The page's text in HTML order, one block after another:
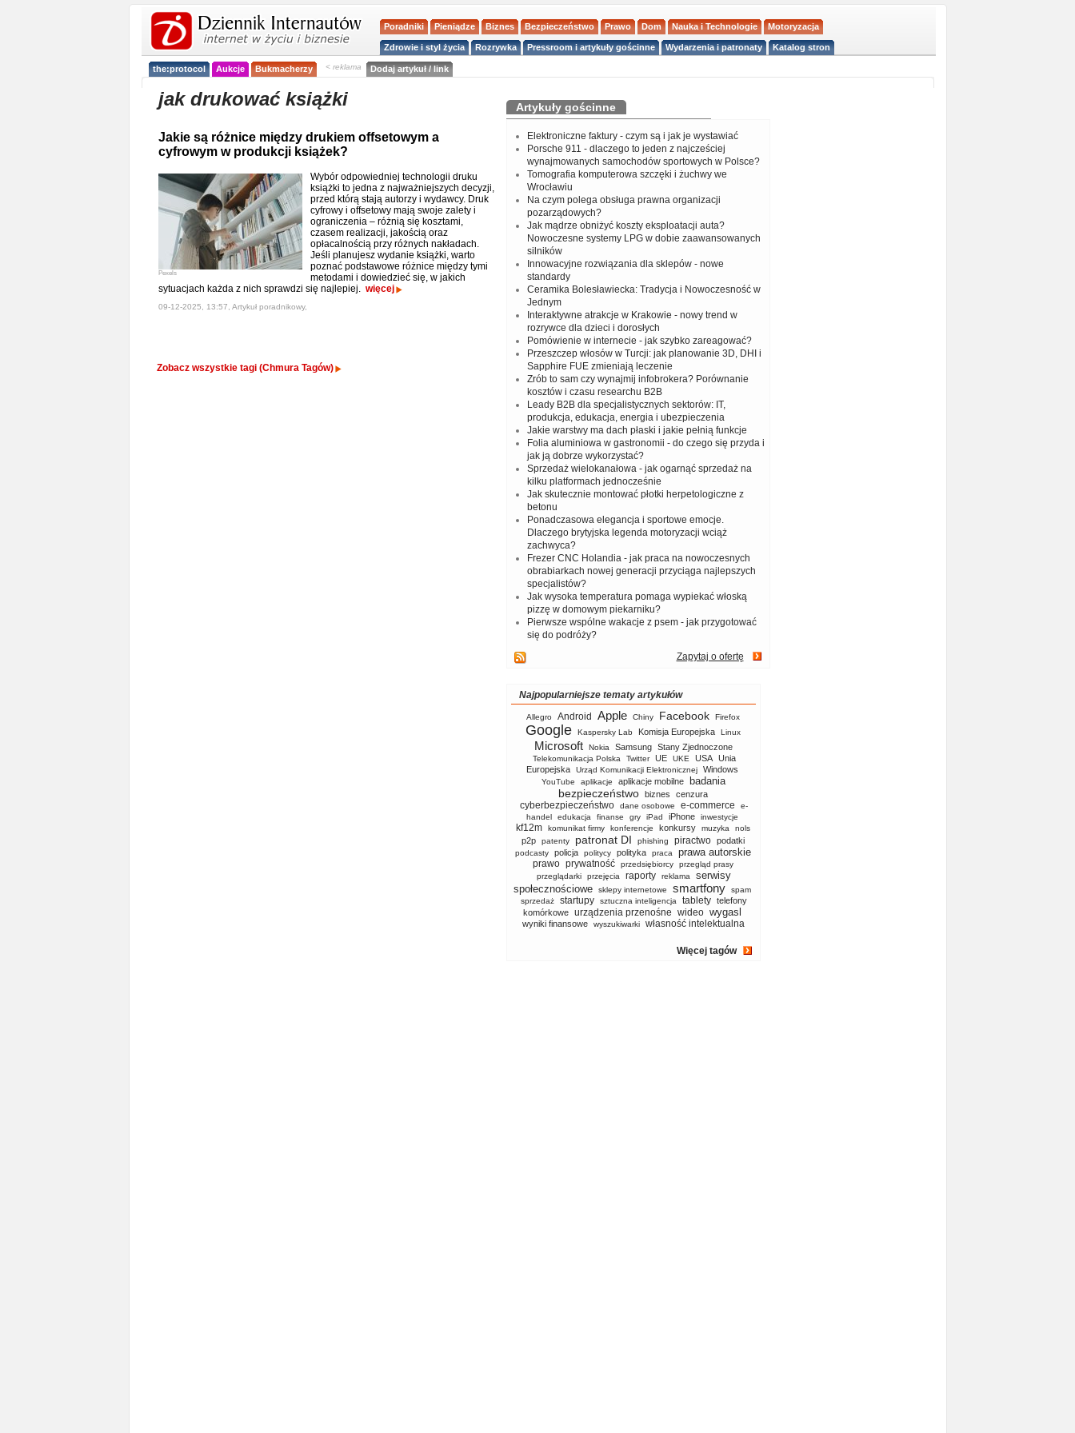
Poradniki Pieniądze Biznes Bezpieczeństwo Prawo Dom Nauka i Technologie Motoryzacja
Zdrowie i styl życia Rozrywka Pressroom i artykuły gościnne Wydarzenia i patronaty Katalog stron
the:protocol Aukcje Bukmacherzy < reklama Dodaj artykuł / link
jak drukować książki
Jakie są różnice między drukiem offsetowym a
cyfrowym w produkcji książek?
Pexels
Wybór odpowiedniej technologii druku
książki to jedna z najważniejszych decyzji,
przed którą stają autorzy i wydawcy. Druk
cyfrowy i offsetowy mają swoje zalety i
ograniczenia – różnią się kosztami,
czasem realizacji, jakością oraz
opłacalnością przy różnych nakładach.
Jeśli planujesz wydanie książki, warto
poznać podstawowe różnice między tymi
metodami i dowiedzieć się, w jakich
sytuacjach każda z nich sprawdzi się najlepiej. więcej
09-12-2025, 13:57, Artykuł poradnikowy,
Zobacz wszystkie tagi (Chmura Tagów)
Artykuły gościnne
Elektroniczne faktury - czym są i jak je wystawiać
Porsche 911 - dlaczego to jeden z najcześciej
wynajmowanych samochodów sportowych w Polsce?
Tomografia komputerowa szczęki i żuchwy we
Wrocławiu
Na czym polega obsługa prawna organizacji
pozarządowych?
Jak mądrze obniżyć koszty eksploatacji auta?
Nowoczesne systemy LPG w dobie zaawansowanych
silników
Innowacyjne rozwiązania dla sklepów - nowe
standardy
Ceramika Bolesławiecka: Tradycja i Nowoczesność w
Jednym
Interaktywne atrakcje w Krakowie - nowy trend w
rozrywce dla dzieci i dorosłych
Pomówienie w internecie - jak szybko zareagować?
Przeszczep włosów w Turcji: jak planowanie 3D, DHI i
Sapphire FUE zmieniają leczenie
Zrób to sam czy wynajmij infobrokera? Porównanie
kosztów i czasu researchu B2B
Leady B2B dla specjalistycznych sektorów: IT,
produkcja, edukacja, energia i ubezpieczenia
Jakie warstwy ma dach płaski i jakie pełnią funkcje
Folia aluminiowa w gastronomii - do czego się przyda i
jak ją dobrze wykorzystać?
Sprzedaż wielokanałowa - jak ogarnąć sprzedaż na
kilku platformach jednocześnie
Jak skutecznie montować płotki herpetologiczne z
betonu
Ponadczasowa elegancja i sportowe emocje.
Dlaczego brytyjska legenda motoryzacji wciąż
zachwyca?
Frezer CNC Holandia - jak praca na nowoczesnych
obrabiarkach nowej generacji przyciąga najlepszych
specjalistów?
Jak wysoka temperatura pomaga wypiekać włoską
pizzę w domowym piekarniku?
Pierwsze wspólne wakacje z psem - jak przygotować
się do podróży?
Zapytaj o ofertę
Najpopularniejsze tematy artykułów
Allegro Android Apple Chiny Facebook Firefox
Google Kaspersky Lab Komisja Europejska Linux
Microsoft Nokia Samsung Stany Zjednoczone
Telekomunikacja Polska Twitter UE UKE USA
Unia
Europejska
Urząd Komunikacji Elektronicznej Windows
YouTube aplikacje aplikacje mobilne badania
bezpieczeństwo biznes cenzura
cyberbezpieczeństwo dane osobowe e-commerce
e-
handel
edukacja finanse gry iPad iPhone inwestycje
kf12m komunikat firmy konferencje konkursy muzyka nols
p2p patenty patronat DI phishing piractwo podatki
podcasty policja politycy polityka praca prawa autorskie
prawo prywatność przedsiębiorcy
przegląd prasy
przeglądarki
przejęcia raporty reklama
serwisy
społecznościowe
sklepy internetowe smartfony
spam
sprzedaż
startupy sztuczna inteligencja tablety telefony
komórkowe urządzenia przenośne wideo wygasl
wyniki finansowe wyszukiwarki własność intelektualna
Więcej tagów